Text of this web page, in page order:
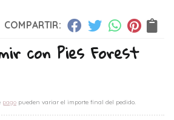
COMPARTIR:
con Pies Forest
pago pueden variar el importe final del pedido.